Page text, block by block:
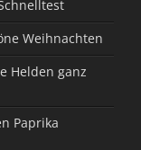
Weihnachten
Helden ganz
Paprika